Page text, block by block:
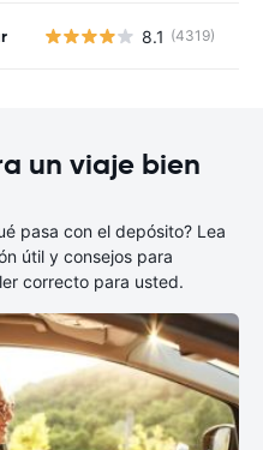
8.1 (4319)
un viaje bien
pasa con el depósito? Lea
útil y consejos para
correcto para usted.